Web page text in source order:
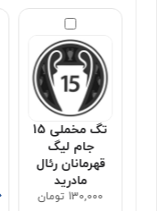
تگ مخملی 15
جام لیگ
قهرمانان رئال
مادرید
130,000 تومان